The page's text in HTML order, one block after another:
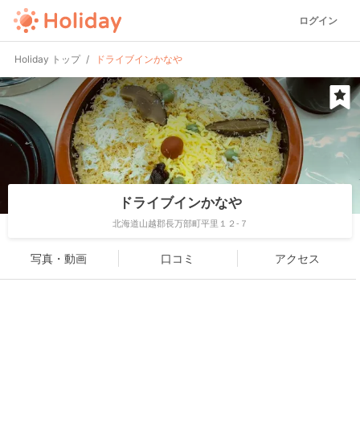
ログイン
Holiday トップ ドライブインかなや
ドライブインかなや
北海道山越郡長万部町平里１２-７
写真・動画 口コミ アクセス